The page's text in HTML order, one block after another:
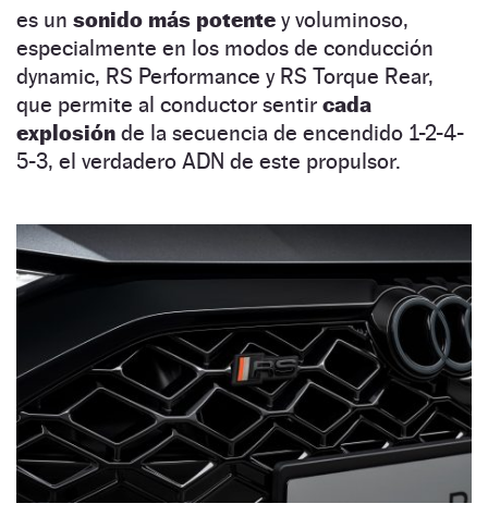
es un sonido más potente y voluminoso,
especialmente en los modos de conducción
dynamic, RS Performance y RS Torque Rear,
que permite al conductor sentir cada
explosión de la secuencia de encendido 1-2-4-
5-3, el verdadero ADN de este propulsor.